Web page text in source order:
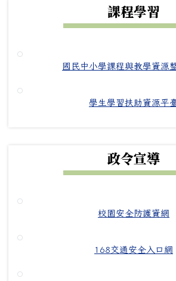
課程學習
國民中小學課程與教學資源
學生學習扶助資源平
政令宣導
校園安全防護資網
168交通安全入口網